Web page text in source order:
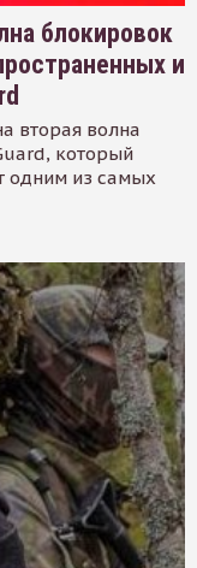
блокировок
и
вторая волна
который
одним из самых